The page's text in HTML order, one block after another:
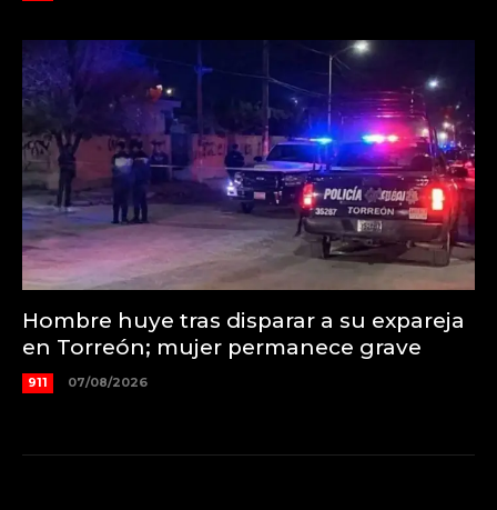
Hombre huye tras disparar a su expareja
en Torreón; mujer permanece grave
911 07/08/2026